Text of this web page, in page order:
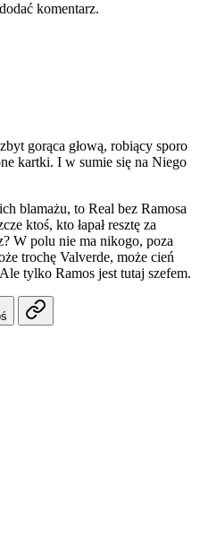
komentarz.
gorąca głową, robiący sporo
kartki. I w sumie się na Niego
blamażu, to Real bez Ramosa
ktoś, kto łapał resztę za
W polu nie ma nikogo, poza
trochę Valverde, może cień
tylko Ramos jest tutaj szefem.